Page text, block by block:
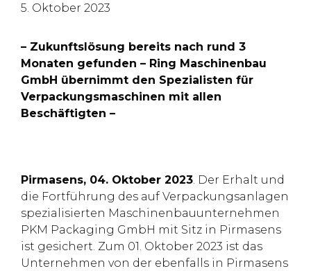
5. Oktober 2023
– Zukunftslösung bereits nach rund 3
Monaten gefunden – Ring Maschinenbau
GmbH übernimmt den Spezialisten für
Verpackungsmaschinen mit allen
Beschäftigten –
Pirmasens, 04. Oktober 2023. Der Erhalt und
die Fortführung des auf Verpackungsanlagen
spezialisierten Maschinenbauunternehmen
PKM Packaging GmbH mit Sitz in Pirmasens
ist gesichert. Zum 01. Oktober 2023 ist das
Unternehmen von der ebenfalls in Pirmasens